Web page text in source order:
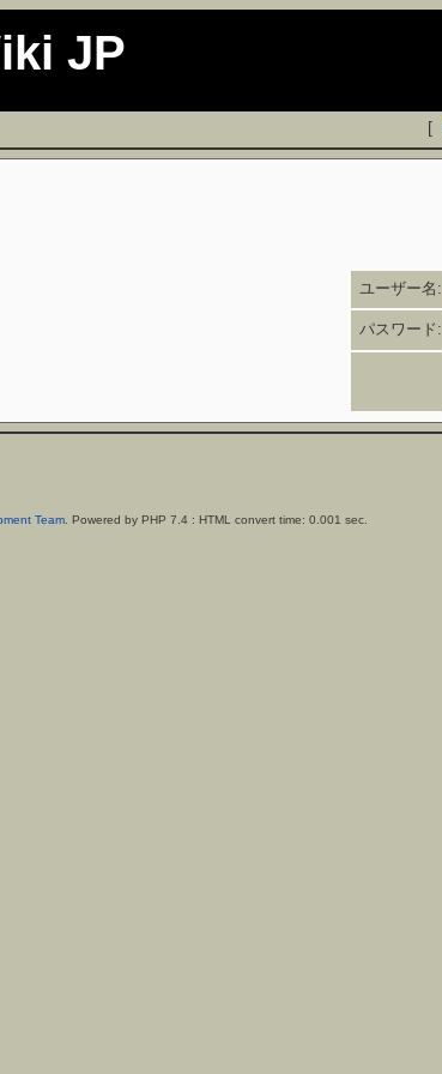
JP
[
ユーザー名:
パスワード:
Team. Powered by PHP 7.4 : HTML convert time: 0.001 sec.